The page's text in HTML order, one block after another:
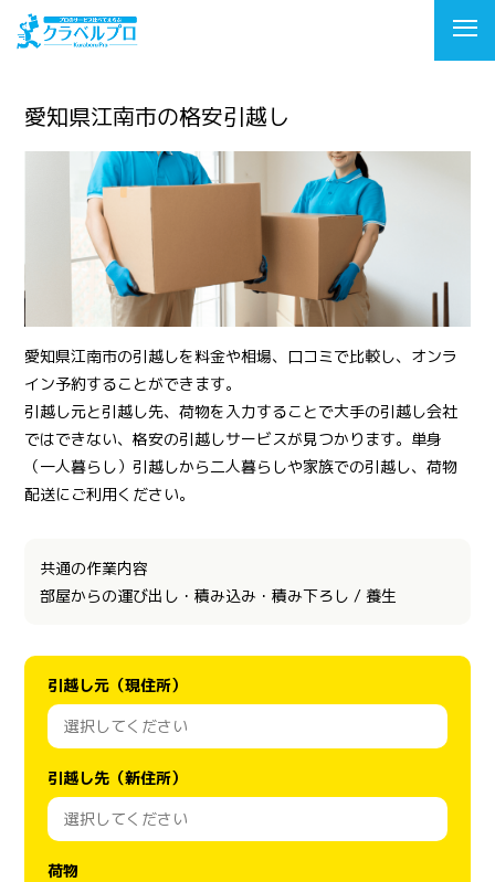
愛知県江南市の格安引越し
愛知県江南市の引越しを料金や相場、口コミで比較し、オンラ
イン予約することができます。
引越し元と引越し先、荷物を入力することで大手の引越し会社
ではできない、格安の引越しサービスが見つかります。単身
（一人暮らし）引越しから二人暮らしや家族での引越し、荷物
配送にご利用ください。
共通の作業内容
部屋からの運び出し・積み込み・積み下ろし / 養生
引越し元（現住所）
引越し先（新住所）
荷物